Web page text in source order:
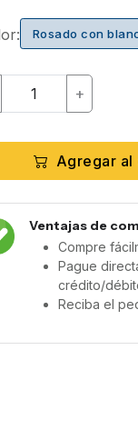
Rosado con
+
Agregar al
Ventajas de
Compre
Pague
crédito/
Reciba el